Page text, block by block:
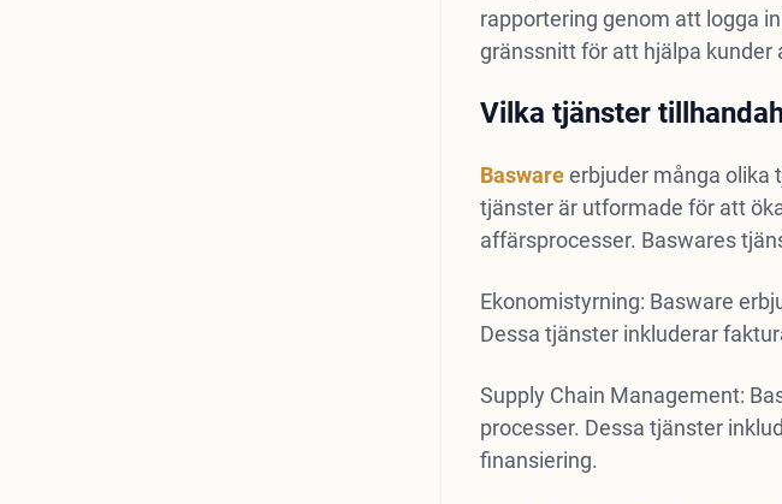
rapportering genom att logga
gränssnitt för att hjälpa
Vilka tjänster
Baswareerbjuder många olika
tjänster är utformade för att
affärsprocesser. Baswares
Ekonomistyrning: Basware
Dessa tjänster inkluderar
Supply Chain Management:
processer. Dessa tjänster
finansiering.